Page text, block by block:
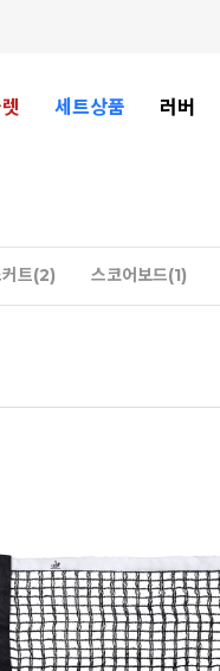
세트상품 러버
트(2) 스코어보드(1)